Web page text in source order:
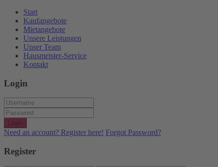
Start
Kaufangebote
Mietangebote
Unsere Leistungen
Unser Team
Hausmeister-Service
Kontakt
Login
Login
Need an account? Register here! Forgot Password?
Register